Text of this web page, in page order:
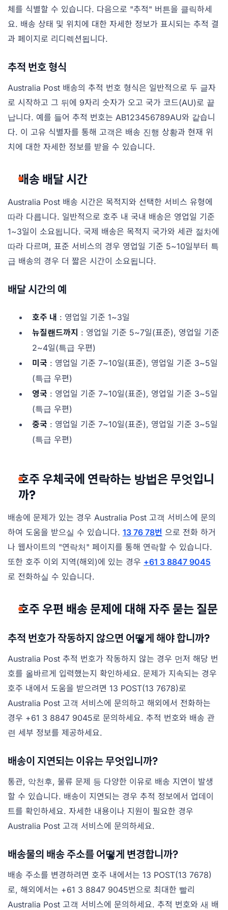
체를 식별할 수 있습니다. 다음으로 "추적" 버튼을 클릭하세
요. 배송 상태 및 위치에 대한 자세한 정보가 표시되는 추적 결
과 페이지로 리디렉션됩니다.
추적 번호 형식
Australia Post 배송의 추적 번호 형식은 일반적으로 두 글자
로 시작하고 그 뒤에 9자리 숫자가 오고 국가 코드(AU)로 끝
납니다. 예를 들어 추적 번호는 AB123456789AU와 같습니
다. 이 고유 식별자를 통해 고객은 배송 진행 상황과 현재 위
치에 대한 자세한 정보를 받을 수 있습니다.
배송 배달 시간
Australia Post 배송 시간은 목적지와 선택한 서비스 유형에
따라 다릅니다. 일반적으로 호주 내 국내 배송은 영업일 기준
1~3일이 소요됩니다. 국제 배송은 목적지 국가와 세관 절차에
따라 다르며, 표준 서비스의 경우 영업일 기준 5~10일부터 특
급 배송의 경우 더 짧은 시간이 소요됩니다.
배달 시간의 예
호주 내 : 영업일 기준 1~3일
뉴질랜드까지 : 영업일 기준 5~7일(표준), 영업일 기준
2~4일(특급 우편)
미국 : 영업일 기준 7~10일(표준), 영업일 기준 3~5일
(특급 우편)
영국 : 영업일 기준 7~10일(표준), 영업일 기준 3~5일
(특급 우편)
중국 : 영업일 기준 7~10일(표준), 영업일 기준 3~5일
(특급 우편)
호주 우체국에 연락하는 방법은 무엇입니
까?
배송에 문제가 있는 경우 Australia Post 고객 서비스에 문의
하여 도움을 받으실 수 있습니다. 13 76 78번 으로 전화 하거
나 웹사이트의 "연락처" 페이지를 통해 연락할 수 있습니다.
또한 호주 이외 지역(해외)에 있는 경우 +61 3 8847 9045
로 전화하실 수 있습니다.
호주 우편 배송 문제에 대해 자주 묻는 질문
추적 번호가 작동하지 않으면 어떻게 해야 합니까?
Australia Post 추적 번호가 작동하지 않는 경우 먼저 해당 번
호를 올바르게 입력했는지 확인하세요. 문제가 지속되는 경우
호주 내에서 도움을 받으려면 13 POST(13 7678)로
Australia Post 고객 서비스에 문의하고 해외에서 전화하는
경우 +61 3 8847 9045로 문의하세요. 추적 번호와 배송 관
련 세부 정보를 제공하세요.
배송이 지연되는 이유는 무엇입니까?
통관, 악천후, 물류 문제 등 다양한 이유로 배송 지연이 발생
할 수 있습니다. 배송이 지연되는 경우 추적 정보에서 업데이
트를 확인하세요. 자세한 내용이나 지원이 필요한 경우
Australia Post 고객 서비스에 문의하세요.
배송물의 배송 주소를 어떻게 변경합니까?
배송 주소를 변경하려면 호주 내에서는 13 POST(13 7678)
로, 해외에서는 +61 3 8847 9045번으로 최대한 빨리
Australia Post 고객 서비스에 문의하세요. 추적 번호와 새 배